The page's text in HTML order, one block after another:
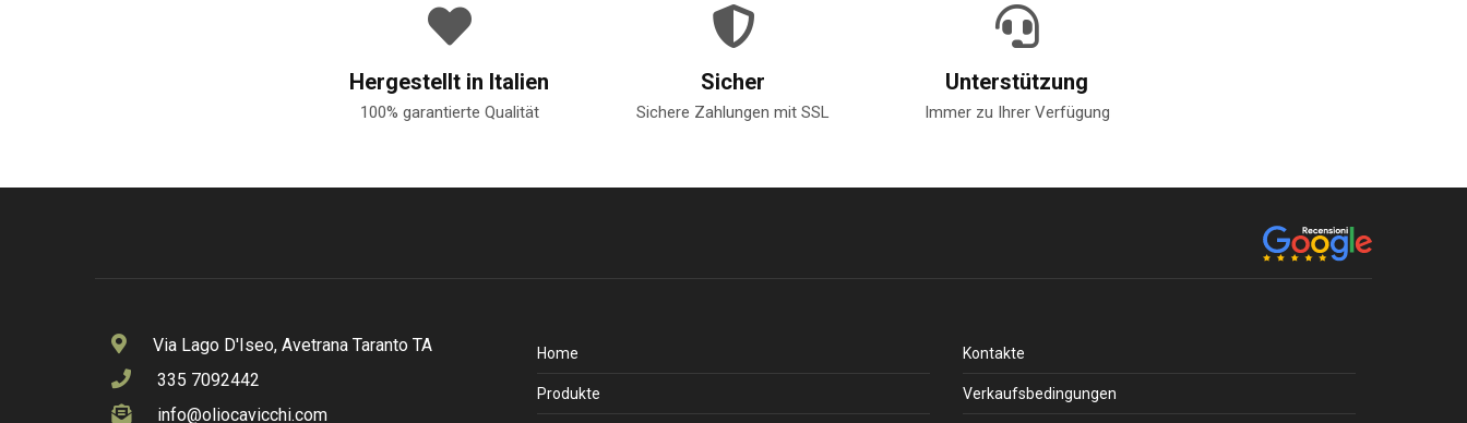
Hergestellt in Italien
100% garantierte Qualität
Sicher
Sichere Zahlungen mit SSL
Unterstützung
Immer zu Ihrer Verfügung
Via Lago D'Iseo, Avetrana Taranto TA
335 7092442
info@oliocavicchi.com
Home
Produkte
Kontakte
Verkaufsbedingungen